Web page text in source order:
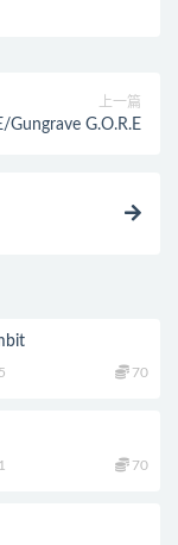
上一篇
Gungrave G.O.R.E
70
70